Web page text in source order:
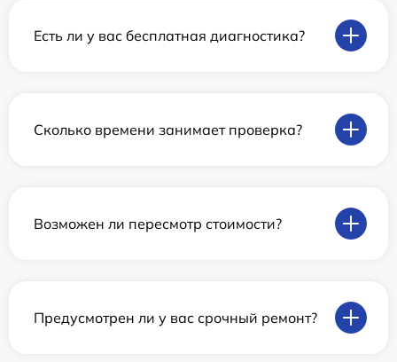
Есть ли у вас бесплатная диагностика?
Сколько времени занимает проверка?
Возможен ли пересмотр стоимости?
Предусмотрен ли у вас срочный ремонт?